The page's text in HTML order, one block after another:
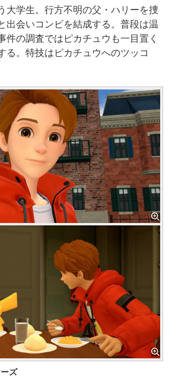
大学生。行方不明の父・ハリーを捜
出会いコンビを結成する。普段は温
件の調査ではピカチュウも一目置く
る。特技はピカチュウへのツッコ
ズ